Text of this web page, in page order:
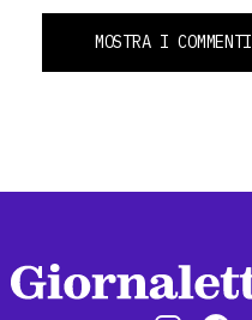
MOSTRA I COMMENTI